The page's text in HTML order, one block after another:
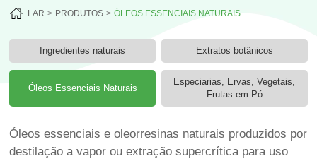
LAR PRODUTOS ÓLEOS ESSENCIAIS NATURAIS
Ingredientes naturais Extratos botânicos
Óleos Essenciais Naturais
Especiarias, Ervas, Vegetais,
Frutas em Pó
Óleos essenciais e oleorresinas naturais produzidos por
destilação a vapor ou extração supercrítica para uso